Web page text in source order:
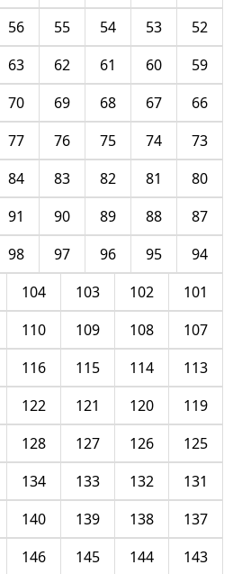
52
53
54
55
56
59
60
61
62
63
66
67
68
69
70
73
74
75
76
77
80
81
82
83
84
87
88
89
90
91
94
95
96
97
98
101
102
103
104
107
108
109
110
113
114
115
116
119
120
121
122
125
126
127
128
131
132
133
134
137
138
139
140
143
144
145
146